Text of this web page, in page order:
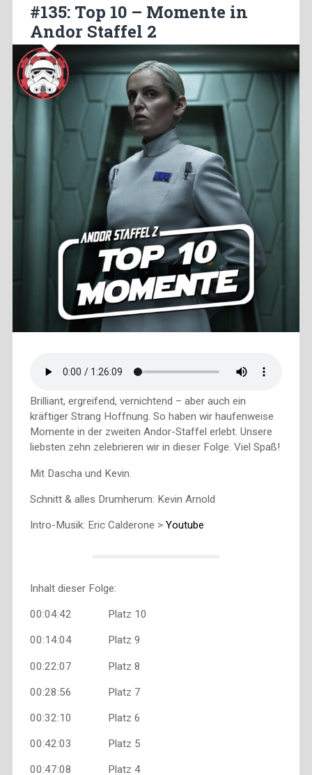
#135: Top 10 – Momente in
Andor Staffel 2
Brilliant, ergreifend, vernichtend – aber auch ein
kräftiger Strang Hoffnung. So haben wir haufenweise
Momente in der zweiten Andor-Staffel erlebt. Unsere
liebsten zehn zelebrieren wir in dieser Folge. Viel Spaß!
Mit Dascha und Kevin.
Schnitt & alles Drumherum: Kevin Arnold
Intro-Musik: Eric Calderone > Youtube
Inhalt dieser Folge:
00:04:42 Platz 10
00:14:04 Platz 9
00:22:07 Platz 8
00:28:56 Platz 7
00:32:10 Platz 6
00:42:03 Platz 5
00:47:08 Platz 4